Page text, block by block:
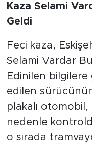
Kaza Selami
Geldi
Feci kaza,
Selami Vardar
Edinilen bilgilere
edilen
plakalı
nedenle
o sırada